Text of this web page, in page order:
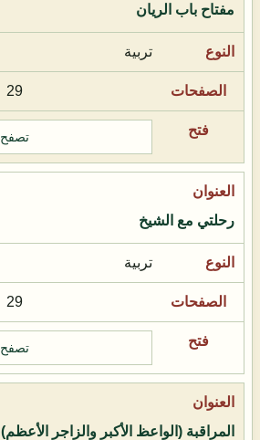
مفتاح باب الريان
تربية
29
تصفح
رحلتي مع الشيخ
تربية
29
تصفح
المراقبة (الواعظ الأكبر والزاجر الأعظم)